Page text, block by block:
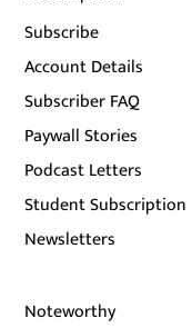
Subscribe
Account Details
Subscriber FAQ
Paywall Stories
Podcast Letters
Student Subscription
Newsletters
Noteworthy